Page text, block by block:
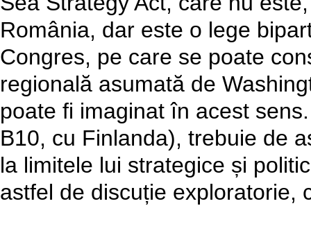
România, dar este o lege
Congres, pe care se poate
regională asumată de
poate fi imaginat în acest
B10, cu Finlanda), trebuie de
la limitele lui strategice și
astfel de discuție exploratorie,